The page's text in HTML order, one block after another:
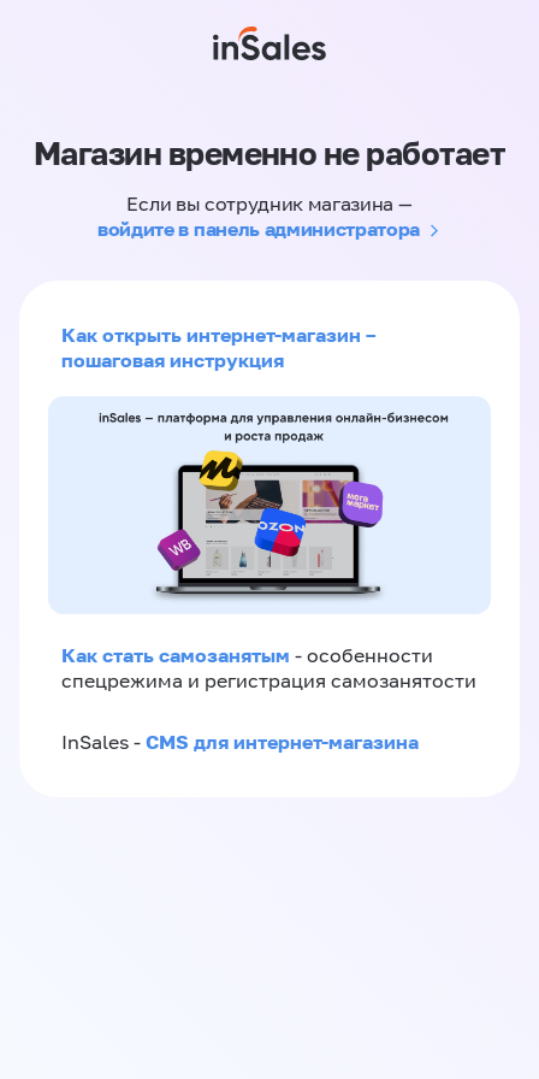
Магазин временно не работает
Если вы сотрудник магазина —
войдите в панель администратора
Как открыть интернет-магазин –
пошаговая инструкция
Как стать самозанятым - особенности
спецрежима и регистрация самозанятости
InSales - CMS для интернет-магазина